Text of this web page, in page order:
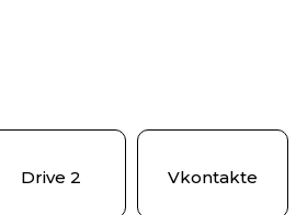
Drive 2 Vkontakte